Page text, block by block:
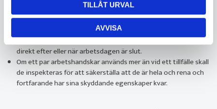
TILLÅT URVAL
AVVISA
Läs i bruksanvisningen om hur handskarna skall förvaras,
torkas, rengöras för att bibehålla sin skyddande förmåga.
Arbetshandskar skall vara rena inuti.
Har handskarna utsatts för farliga kemikalier bör de slängas
direkt efter eller när arbetsdagen är slut.
Om ett par arbetshandskar används mer än vid ett tillfälle skall
de inspekteras för att säkerställa att de är hela och rena och
fortfarande har sina skyddande egenskaper kvar.